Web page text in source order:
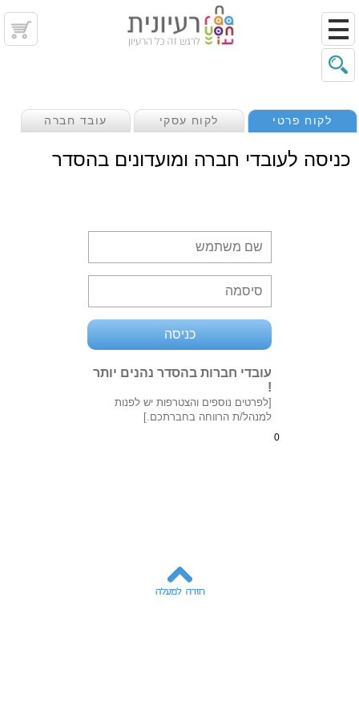
לקוח פרטי לקוח עסקי עובד חברה
כניסה לעובדי חברה ומועדונים בהסדר
עובדי חברות בהסדר נהנים יותר
!
[לפרטים נוספים והצטרפות יש לפנות
למנהל/ת הרווחה בחברתכם.]
0